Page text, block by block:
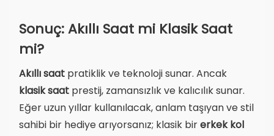
Sonuç: Akıllı Saat mi Klasik Saat
mi?
Akıllı saat pratiklik ve teknoloji sunar. Ancak
klasik saat prestij, zamansızlık ve kalıcılık sunar.
Eğer uzun yıllar kullanılacak, anlam taşıyan ve stil
sahibi bir hediye arıyorsanız; klasik birerkek kol